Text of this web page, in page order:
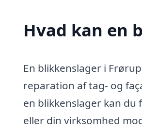
Hvad kan en
En blikkenslager i
reparation af tag- og
en blikkenslager kan
eller din virksomhed